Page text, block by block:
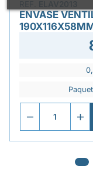
ENVASE